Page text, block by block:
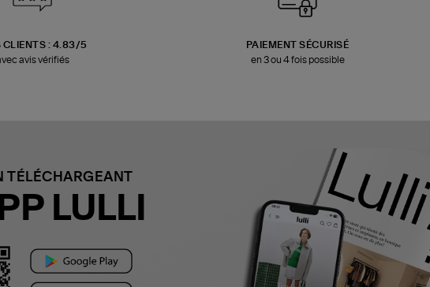
CLIENTS : 4.83/5
avis vérifiés
PAIEMENT SÉCURISÉ
en 3 ou 4 fois possible
TÉLÉCHARGEANT
LULLI